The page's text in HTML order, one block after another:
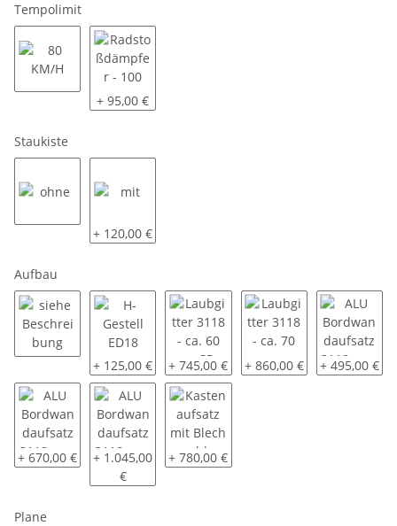
Tempolimit
80 KM/HRadstoßdämpfer - 100 KM/H
+ 95,00 €
Staukiste
mit
+ 120,00 €
Aufbau
siehe Beschreibung
H-Gestell ED18
+ 125,00 € Laubgitter 3118 - ca. 60 cm SP-Line -
+ 745,00 € Laubgitter 3118 - ca. 70
+ 860,00 € ALU
+ 495,00 €
ALU Bordwandaufsatz 3118 - ca. 40 cm - oben pendelnd -
+ 670,00 € ALU Bordwandaufsatz 3118 - ca. 70 cm - oben
+ 1.045,00
€
Kastenaufsatz mit Blech geschlossen
+ 780,00 €
Plane